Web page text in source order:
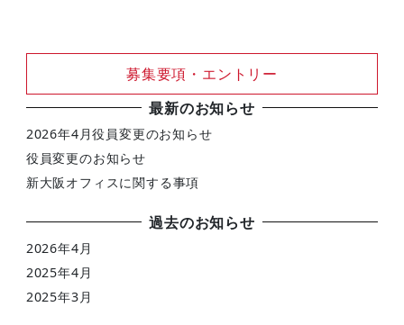
募集要項・エントリー
最新のお知らせ
2026年4月役員変更のお知らせ
役員変更のお知らせ
新大阪オフィスに関する事項
過去のお知らせ
2026年4月
2025年4月
2025年3月